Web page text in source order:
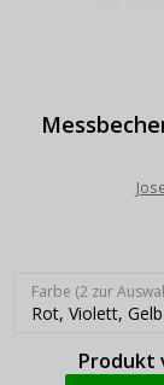
Farbe (2 zur
Rot, Violett, Gelb
Produkt